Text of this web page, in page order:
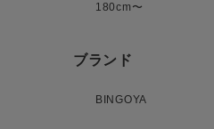
ロ
180cm〜
ブランド
BINGOYA